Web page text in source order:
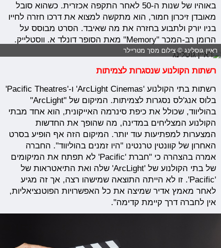
באוהיו של שנות ה-50 לאחר התקפה אכזרית. כשהוא סובל
מאובדן זיכרון חמור, הוא מתקשה למצוא את דרכו חזרה לחייו
בניו יורק ולתבוע בחזרה את מה שאיבד. הסרט מבוסס על
הרומן רב-המכר "Memory" מאת הסופר דונלד א. ווסטלייק.
ראיין גוסלינג © צילום מסך מטריילר
רשתות הקולנוע שנסגרות לצמיתות
רשתות בתי הקולנוע 'ArcLight Cinemas' ו-'Pacific Theatres'
בלוס אנג'לס נסגרות לצמיתות. המיקום של "ArcLight"
בהוליווד, שכולל את כיפת סינרמה האייקונית, הוא אחד מבתי
הקולנוע המצליחים במדינה, מה שהופך את החדשות
המצערות למפתיעות עוד יותר. המיקום הזה אף הופיע בסרט
האחרון של קוונטין טרנטינו "היו זמנים בהוליווד". החברה
אמרה בהצהרה כי "חברת 'Pacific' לא תפתח את המיקומים
של בתי הקולנוע של 'ArcLight' שלה ואת התיאטראות של
'Pacific'. זו לא הייתה התוצאה שמישהו רצה, אך זה מגיע
לאחר מאמץ אדיר שמיצה את כל האפשרויות הפוטנציאליות,
אין לחברה דרך קיימת קדימה".